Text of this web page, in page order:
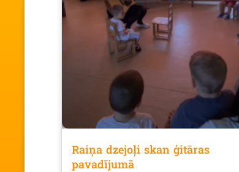
Raiņa dzejoļi skan ģitāras
pavadījumā